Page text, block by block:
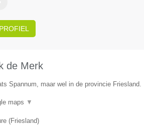
de Merk
Spannum, maar wel in de provincie Friesland.
maps ▼
(Friesland)